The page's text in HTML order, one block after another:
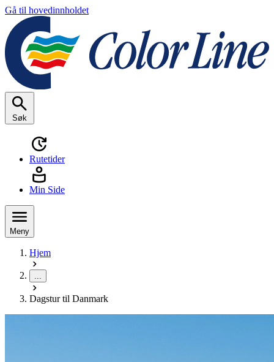
Gå til hovedinnholdet
Søk
Rutetider
Min Side
Meny
Hjem
Dagstur til Danmark